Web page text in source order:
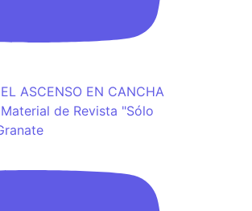
ASCENSO EN CANCHA
de Revista "Sólo